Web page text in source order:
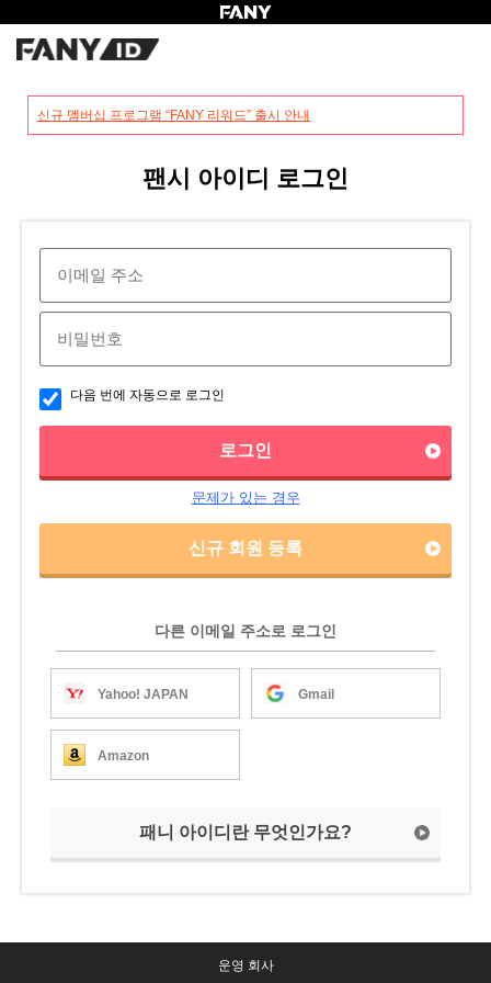
신규 멤버십 프로그램 “FANY 리워드” 출시 안내
팬시 아이디 로그인
다음 번에 자동으로 로그인
로그인
문제가 있는 경우
신규 회원 등록
다른 이메일 주소로 로그인
Yahoo! JAPAN Gmail
Amazon
패니 아이디란 무엇인가요?
운영 회사